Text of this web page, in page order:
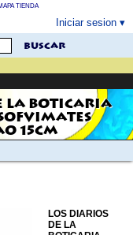
TIENDA
Iniciar sesion
buscar
LA BOTICARIA
15CM
LOS DIARIOS
DE LA